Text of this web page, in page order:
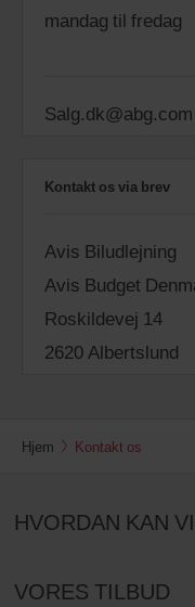
mandag til fredag
Salg.dk@abg.com
Kontakt os via brev
Avis Biludlejning
Avis Budget
Roskildevej 14
2620 Albertslund
Hjem Kontakt os
HVORDAN KAN
VORES TILBUD